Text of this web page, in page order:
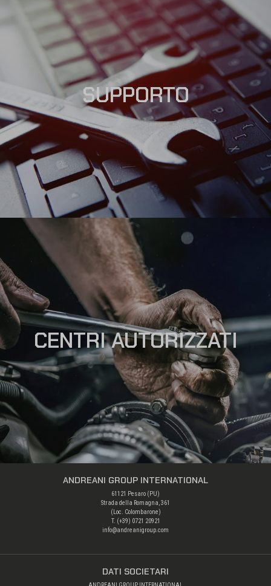
SUPPORTO
CENTRI AUTORIZZATI
ANDREANI GROUP INTERNATIONAL
61121 Pesaro (PU)
Strada della Romagna, 361
(Loc. Colombarone)
T. (+39) 0721 20921
info@andreanigroup.com
DATI SOCIETARI